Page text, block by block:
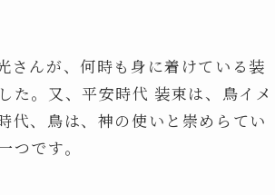
さんが、何時も身に着けている装
た。又、平安時代 装束は、鳥イメ
代、鳥は、神の使いと崇めらてい
です。